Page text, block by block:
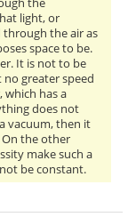
light, or
through the air as
space to be.
It is not to be
greater speed
has a
does not
vacuum, then it
the other
make such a
be constant.